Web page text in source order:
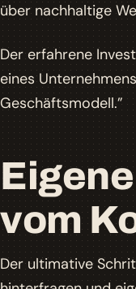
über nachhaltige
Der erfahrene
eines
Geschäftsmodell.”
vom
Der ultimative